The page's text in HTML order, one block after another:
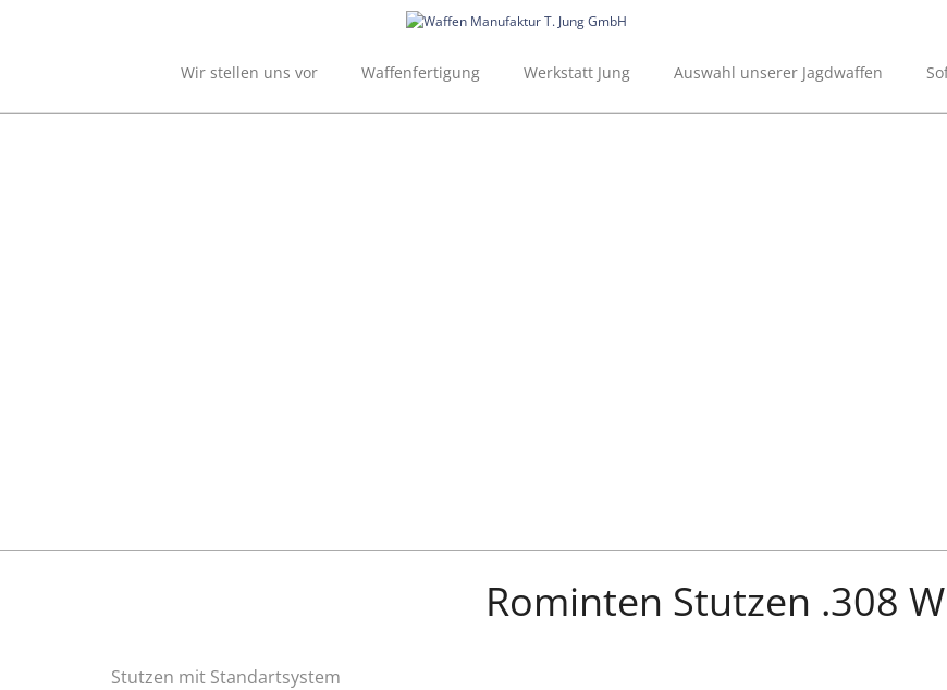
Wir stellen uns vor Waffenfertigung Werkstatt Jung Auswahl unserer Jagdwaffen
Rominten Stutzen .308
Stutzen mit Standartsystem